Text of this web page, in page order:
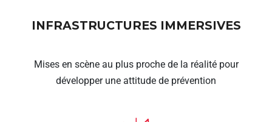
INFRASTRUCTURES IMMERSIVES
Mises en scène au plus proche de la réalité pour
développer une attitude de prévention